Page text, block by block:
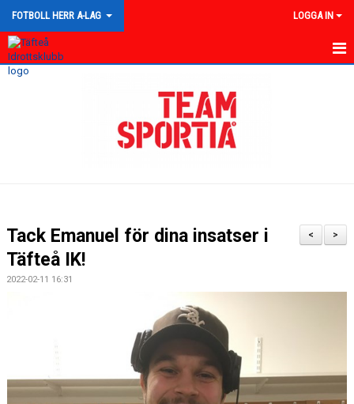
FOTBOLL HERR A-LAG LOGGA IN
HEM
BILDGALLERI
DOKUMENT
DIV 2 NORRLAND HÖST UPPFLYTTNING 2026
>
<
Tack Emanuel för dina insatser i
Täfteå IK!
2022-02-11 16:31